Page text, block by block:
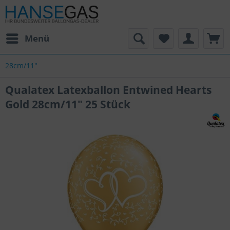
Menü
28cm/11"
Qualatex Latexballon Entwined Hearts
Gold 28cm/11" 25 Stück